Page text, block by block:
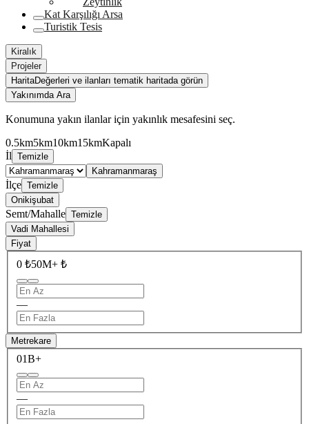
Kat Karşılığı Arsa
Turistik Tesis
Kiralık
Projeler
HaritaDeğerleri ve ilanları tematik haritada görün
Yakınımda Ara
Konumuna yakın ilanlar için yakınlık mesafesini seç.
0.5km5km10km15kmKapalı
İl Temizle
Kahramanmaraş
İlçe Temizle
Onikişubat
Semt/Mahalle Temizle
Vadi Mahallesi
Fiyat
0 ₺50M+ ₺
—
Metrekare
01B+
—